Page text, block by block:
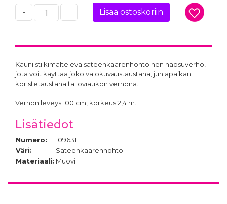
- + Lisää ostoskoriin
Kauniisti kimalteleva sateenkaarenhohtoinen hapsuverho,
jota voit käyttää joko valokuvaustaustana, juhlapaikan
koristetaustana tai oviaukon verhona.
Verhon leveys 100 cm, korkeus 2,4 m.
Lisätiedot
Numero:
109631
Väri:
Sateenkaarenhohto
Materiaali: Muovi